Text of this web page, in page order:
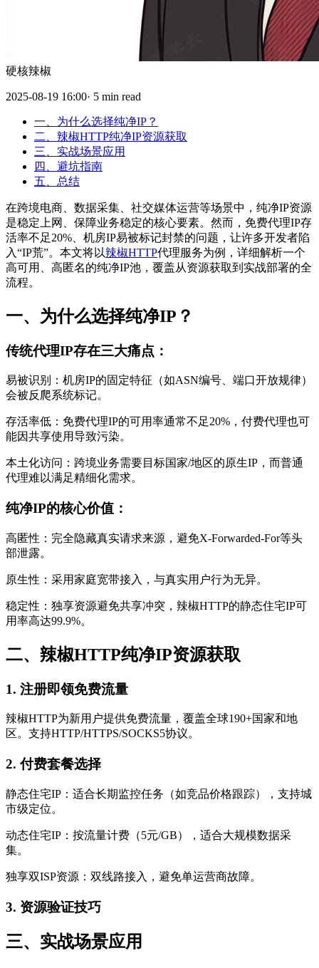
硬核辣椒
2025-08-19 16:00· 5 min read
一、为什么选择纯净IP？
二、辣椒HTTP纯净IP资源获取
三、实战场景应用
四、避坑指南
五、总结
在跨境电商、数据采集、社交媒体运营等场景中，纯净IP资源
是稳定上网、保障业务稳定的核心要素。然而，免费代理IP存
活率不足20%、机房IP易被标记封禁的问题，让许多开发者陷
入“IP荒”。本文将以辣椒HTTP代理服务为例，详细解析一个
高可用、高匿名的纯净IP池，覆盖从资源获取到实战部署的全
流程。
一、为什么选择纯净IP？
传统代理IP存在三大痛点：
易被识别：机房IP的固定特征（如ASN编号、端口开放规律）
会被反爬系统标记。
存活率低：免费代理IP的可用率通常不足20%，付费代理也可
能因共享使用导致污染。
本土化访问：跨境业务需要目标国家/地区的原生IP，而普通
代理难以满足精细化需求。
纯净IP的核心价值：
高匿性：完全隐藏真实请求来源，避免X-Forwarded-For等头
部泄露。
原生性：采用家庭宽带接入，与真实用户行为无异。
稳定性：独享资源避免共享冲突，辣椒HTTP的静态住宅IP可
用率高达99.9%。
二、辣椒HTTP纯净IP资源获取
1. 注册即领免费流量
辣椒HTTP为新用户提供免费流量，覆盖全球190+国家和地
区。支持HTTP/HTTPS/SOCKS5协议。
2. 付费套餐选择
静态住宅IP：适合长期监控任务（如竞品价格跟踪），支持城
市级定位。
动态住宅IP：按流量计费（5元/GB），适合大规模数据采
集。
独享双ISP资源：双线路接入，避免单运营商故障。
3. 资源验证技巧
三、实战场景应用